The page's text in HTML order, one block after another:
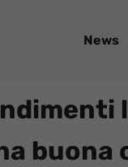
News
buona